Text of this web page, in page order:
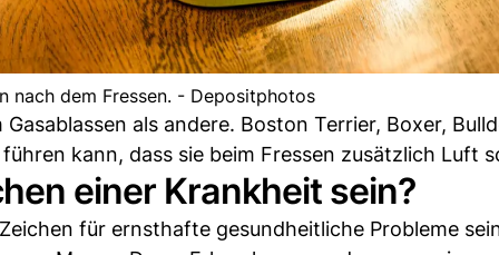
nach dem Fressen. - Depositphotos
als andere. Boston Terrier, Boxer,
kann, dass sie beim Fressen zusätzlich Luft
einer Krankheit sein?
für ernsthafte gesundheitliche Probleme